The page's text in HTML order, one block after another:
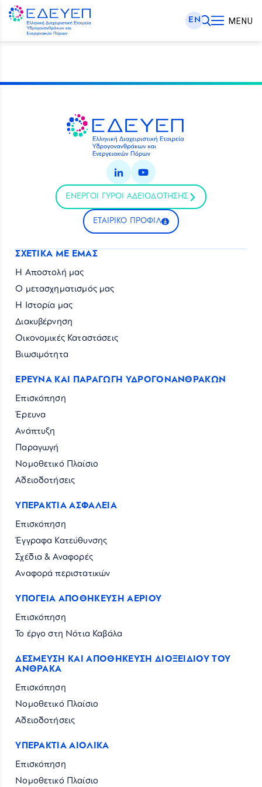
EN MENU
ΕΝΕΡΓΟΙ ΓΥΡΟΙ ΑΔΕΙΟΔΟΤΗΣΗΣ
ΕΤΑΙΡΙΚΟ ΠΡΟΦΙΛ
ΣΧΕΤΙΚΑ ΜΕ ΕΜΑΣ
Η Αποστολή μας
Ο μετασχηματισμός μας
Η Ιστορία μας
Διακυβέρνηση
Οικονομικές Καταστάσεις
Βιωσιμότητα
ΕΡΕΥΝΑ ΚΑΙ ΠΑΡΑΓΩΓΗ ΥΔΡΟΓΟΝΑΝΘΡΑΚΩΝ
Επισκόπηση
Έρευνα
Ανάπτυξη
Παραγωγή
Νομοθετικό Πλαίσιο
Αδειοδοτήσεις
ΥΠΕΡΑΚΤΙΑ ΑΣΦΑΛΕΙΑ
Επισκόπηση
Έγγραφα Κατεύθυνσης
Σχέδια & Αναφορές
Αναφορά περιστατικών
ΥΠΟΓΕΙΑ ΑΠΟΘΗΚΕΥΣΗ ΑΕΡΙΟΥ
Επισκόπηση
Το έργο στη Νότια Καβάλα
ΔΕΣΜΕΥΣΗ ΚΑΙ ΑΠΟΘΗΚΕΥΣΗ ΔΙΟΞΕΙΔΙΟΥ ΤΟΥ
ΑΝΘΡΑΚΑ
Επισκόπηση
Νομοθετικό Πλαίσιο
Αδειοδοτήσεις
ΥΠΕΡΑΚΤΙΑ ΑΙΟΛΙΚΑ
Επισκόπηση
Νομοθετικό Πλαίσιο